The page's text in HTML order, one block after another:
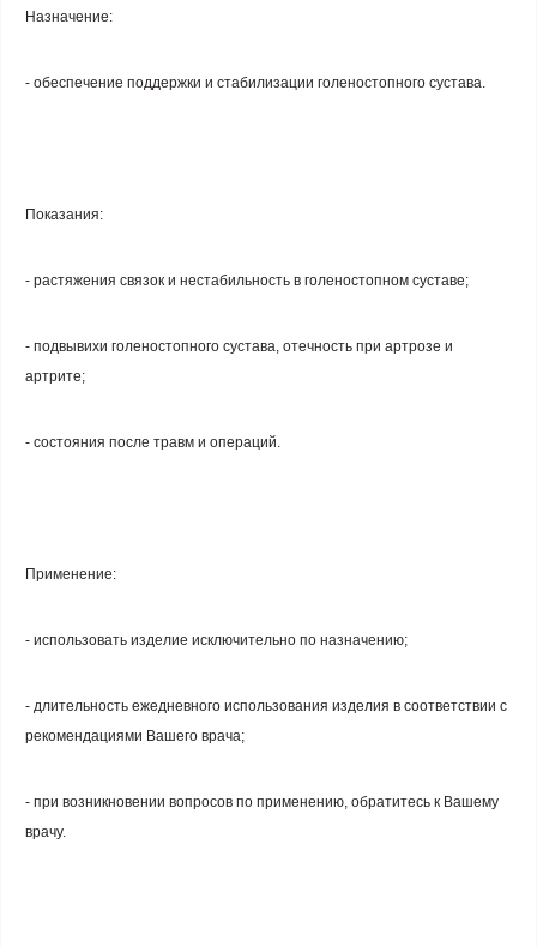
Назначение:
- обеспечение поддержки и стабилизации голеностопного сустава.
Показания:
- растяжения связок и нестабильность в голеностопном суставе;
- подвывихи голеностопного сустава, отечность при артрозе и
артрите;
- состояния после травм и операций.
Применение:
- использовать изделие исключительно по назначению;
- длительность ежедневного использования изделия в соответствии с
рекомендациями Вашего врача;
- при возникновении вопросов по применению, обратитесь к Вашему
врачу.